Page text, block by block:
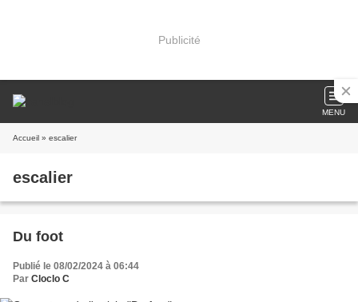
Publicité
MENU
Accueil » escalier
escalier
Du foot
Publié le 08/02/2024 à 06:44
Par Cloclo C